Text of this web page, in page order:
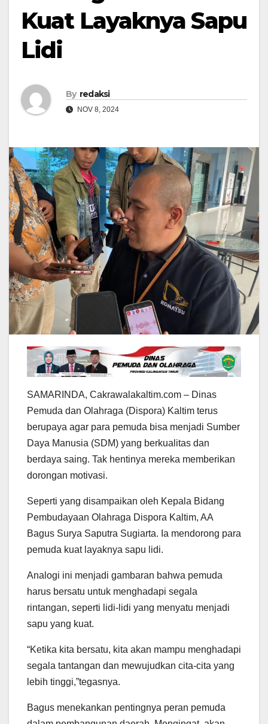
Kuat Layaknya Sapu
Lidi
By redaksi
NOV 8, 2024
SAMARINDA, Cakrawalakaltim.com – Dinas
Pemuda dan Olahraga (Dispora) Kaltim terus
berupaya agar para pemuda bisa menjadi Sumber
Daya Manusia (SDM) yang berkualitas dan
berdaya saing. Tak hentinya mereka memberikan
dorongan motivasi.
Seperti yang disampaikan oleh Kepala Bidang
Pembudayaan Olahraga Dispora Kaltim, AA
Bagus Surya Saputra Sugiarta. Ia mendorong para
pemuda kuat layaknya sapu lidi.
Analogi ini menjadi gambaran bahwa pemuda
harus bersatu untuk menghadapi segala
rintangan, seperti lidi-lidi yang menyatu menjadi
sapu yang kuat.
“Ketika kita bersatu, kita akan mampu menghadapi
segala tantangan dan mewujudkan cita-cita yang
lebih tinggi,”tegasnya.
Bagus menekankan pentingnya peran pemuda